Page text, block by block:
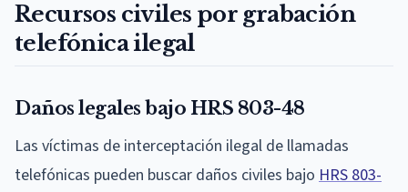
Recursos civiles por grabación
telefónica ilegal
Daños legales bajo HRS 803-48
Las víctimas de interceptación ilegal de llamadas
telefónicas pueden buscar daños civiles bajo HRS 803-